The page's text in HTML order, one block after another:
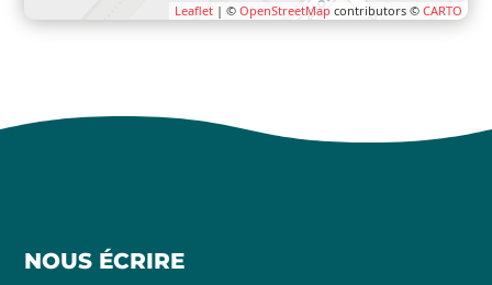
Leaflet| © OpenStreetMap contributors © CARTO
NOUS ÉCRIRE